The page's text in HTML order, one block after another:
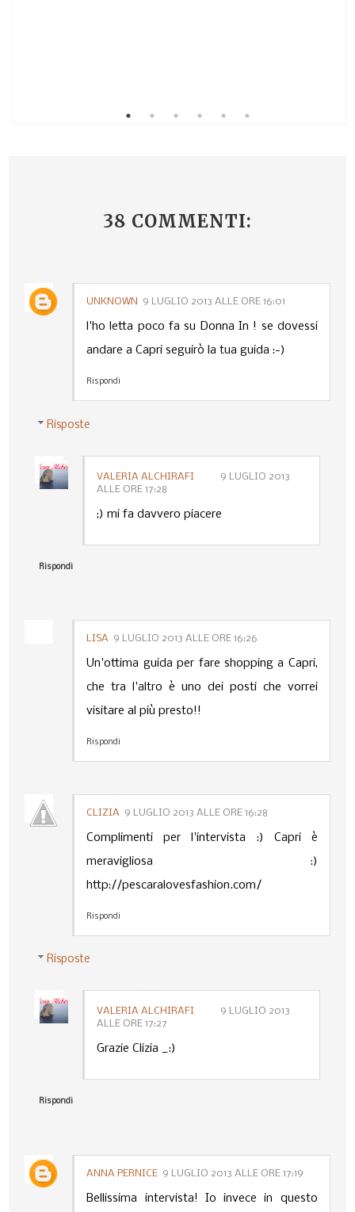
38 COMMENTI:
UNKNOWN 9 LUGLIO 2013 ALLE ORE 16:01
l'ho letta poco fa su Donna In ! se dovessi
andare a Capri seguirò la tua guida :-)
Rispondi
Risposte
VALERIA ALCHIRAFI
9 LUGLIO 2013
ALLE ORE 17:28
;) mi fa davvero piacere
Rispondi
LISA 9 LUGLIO 2013 ALLE ORE 16:26
Un'ottima guida per fare shopping a Capri,
che tra l'altro è uno dei posti che vorrei
visitare al più presto!!
Rispondi
CLIZIA 9 LUGLIO 2013 ALLE ORE 16:28
Complimenti per l'intervista :) Capri è
meravigliosa :)
http://pescaralovesfashion.com/
Rispondi
Risposte
VALERIA ALCHIRAFI
9 LUGLIO 2013
ALLE ORE 17:27
Grazie Clizia _:)
Rispondi
ANNA PERNICE 9 LUGLIO 2013 ALLE ORE 17:19
Bellissima intervista! Io invece in questo